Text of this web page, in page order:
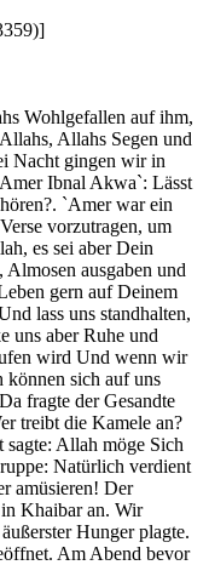
Wohlgefallen auf ihm,
Allahs Segen und
Nacht gingen wir in
Ibnal Akwa`: Lässt
`Amer war ein
vorzutragen, um
es sei aber Dein
ausgaben und
gern auf Deinem
lass uns standhalten,
uns aber Ruhe und
wird Und wenn wir
sich auf uns
fragte der Gesandte
treibt die Kamele an?
Allah möge Sich
Natürlich verdient
amüsieren! Der
Khaibar an. Wir
Hunger plagte.
Am Abend bevor